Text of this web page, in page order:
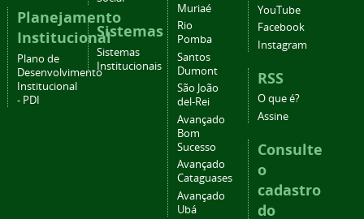
Planejamento
Institucional
Plano de
Desenvolvimento
Institucional
- PDI
Sistemas
Sistemas
Institucionais
Muriaé
Rio
Pomba
Santos
Dumont
São João
del-Rei
Avançado
Bom
Sucesso
Avançado
Cataguases
Avançado
Ubá
YouTube
Facebook
Instagram
RSS
O que é?
Assine
Consulte
o
cadastro
do